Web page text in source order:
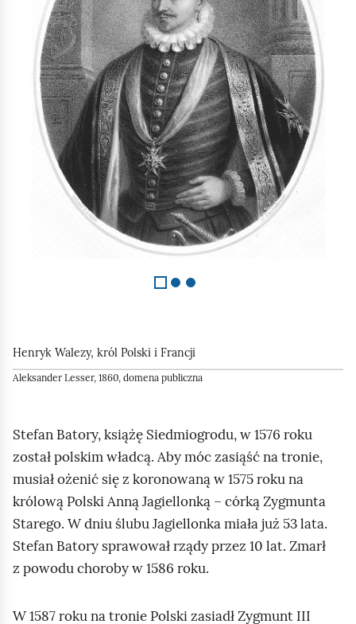
Henryk Walezy, król Polski i Francji
Aleksander Lesser, 1860, domena publiczna
Stefan Batory, książę Siedmiogrodu, w 1576 roku
został polskim władcą. Aby móc zasiąść na tronie,
musiał ożenić się z koronowaną w 1575 roku na
królową Polski Anną Jagiellonką – córką Zygmunta
Starego. W dniu ślubu Jagiellonka miała już 53 lata.
Stefan Batory sprawował rządy przez 10 lat. Zmarł
z powodu choroby w 1586 roku.
W 1587 roku na tronie Polski zasiadł Zygmunt III